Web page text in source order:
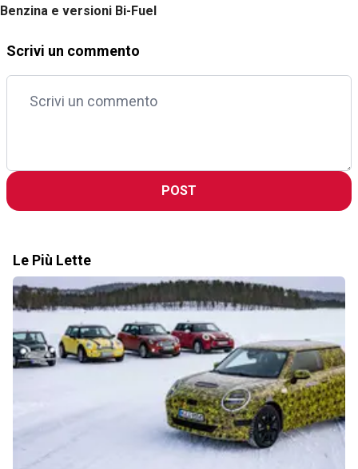
Benzina e versioni Bi-Fuel
Scrivi un commento
POST
Le Più Lette